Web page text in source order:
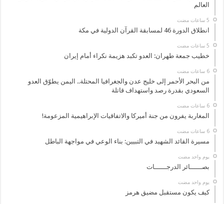
العالم
انطلاق الدورة 46 لمسابقة القرآن الدولية في مكة
خطيب جمعة طهران: العدو تكبد هزيمة نكراء أمام إيران
‏6 ساعات مضت
من البحر الأحمر إلى خليج عدن والجغرافيا المحتلة.. اليمن يطوّق العدو
السعودي بقدرة رصد واستهداف قاتلة
‏6 ساعات مضت
المغاربة يفرون من جنة أميركا والاتفاقيات الإبراهيمية المزعومة!
‏6 ساعات مضت
مسيرة القائد الشهيد في التبيين: بناء الوعي في مواجهة الباطل
‏يوم واحد مضت
بصــــــائر الدرجــــــات
‏يوم واحد مضت
كيف يكون مستقبل مضيق هرمز